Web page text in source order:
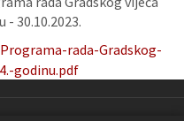
- 30.10.2023.
rada-Gradskog-
godinu.pdf